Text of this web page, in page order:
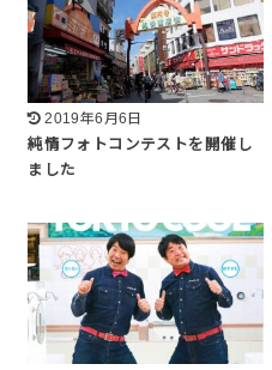
2019年6月6日
純情フォトコンテストを開催し
ました